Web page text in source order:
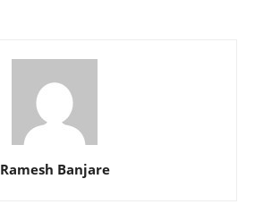
Ramesh Banjare